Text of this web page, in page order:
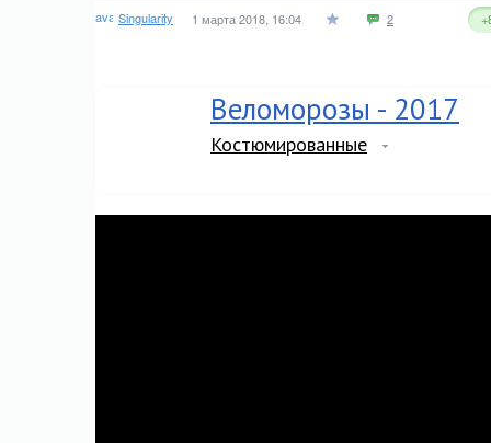
Singularity 1 марта 2018, 16:04 2
Веломорозы - 2017
Костюмированные